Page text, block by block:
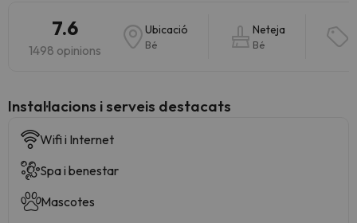
7.6
1498 opinions
Ubicació
Bé
Neteja
Bé
Instal·lacions i serveis destacats
Wifi i Internet
Spa i benestar
Mascotes